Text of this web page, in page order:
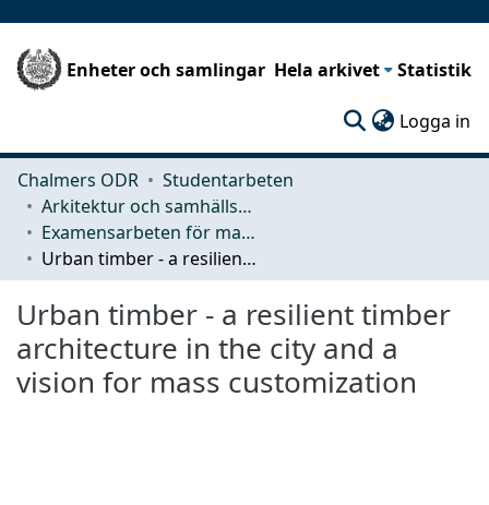
Enheter och samlingar Hela arkivet Statistik
Logga in
Chalmers ODR
Studentarbeten
Arkitektur och samhällsbyggnadsteknik (ACE)
Examensarbeten för masterexamen
Urban timber - a resilient timber architecture in the city and a vision for mass customization
Urban timber - a resilient timber
architecture in the city and a
vision for mass customization